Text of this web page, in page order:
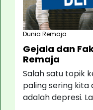
Dunia Remaja
Gejala dan
Remaja
Salah satu topik
paling sering
adalah depresi.